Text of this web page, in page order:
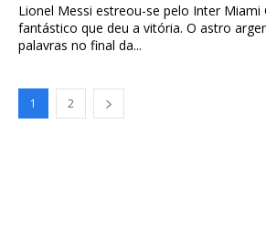
Lionel Messi estreou-se pelo Inter Miami
fantástico que deu a vitória. O astro
palavras no final da...
1 2